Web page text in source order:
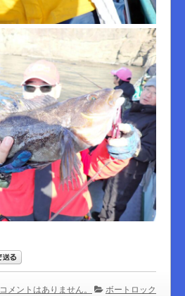
コメントはありません。 ボートロック